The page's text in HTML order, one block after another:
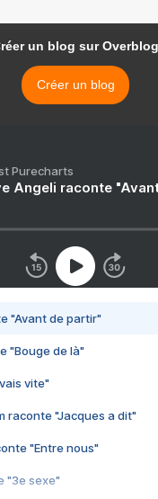
un blog sur Overblog
Créer un blog
Purecharts
Angeli raconte
"Avant de partir"
"Bouge de là"
vite"
raconte "Jacques a dit"
"Entre nous"
"3e sexe"